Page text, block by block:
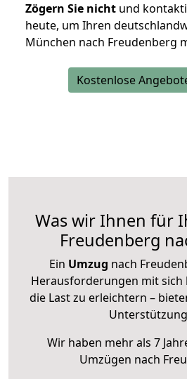
Zögern Sie nicht und
heute, um Ihren
München nach Freudenberg
Kostenlose
Was wir Ihnen für
Freudenberg
Ein Umzug nach
Herausforderungen mit sich
die Last zu erleichtern –
Wir haben mehr als 7
Umzügen nach